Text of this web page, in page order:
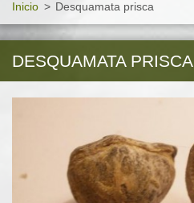
Inicio > Desquamata prisca
DESQUAMATA PRISCA